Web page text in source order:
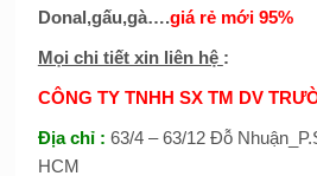
Donal,gấu,gà….giá rẻ mới 95%
Mọi chi tiết xin liên hệ :
CÔNG TY TNHH SX TM DV
Địa chỉ : 63/4 – 63/12 Đỗ
HCM